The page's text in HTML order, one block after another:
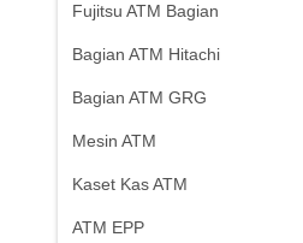
Fujitsu ATM Bagian
Bagian ATM Hitachi
Bagian ATM GRG
Mesin ATM
Kaset Kas ATM
ATM EPP